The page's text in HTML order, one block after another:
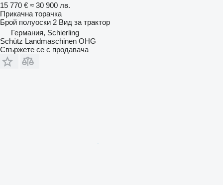
15 770 € ≈ 30 900 лв.
Прикачна торачка
Брой полуоски 2 Вид за трактор
Германия, Schierling
Schütz Landmaschinen OHG
Свържете се с продавача